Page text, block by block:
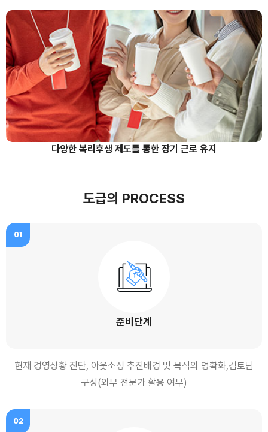
다양한 복리후생 제도를 통한 장기 근로 유지
도급의 PROCESS
01
준비단계
현재 경영상황 진단, 아웃소싱 추진배경 및 목적의 명확화,검토팀
구성(외부 전문가 활용 여부)
02